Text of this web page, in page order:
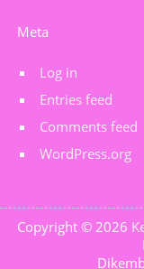
Meta
Log in
Entries feed
Comments feed
WordPress.org
Copyright © 2026